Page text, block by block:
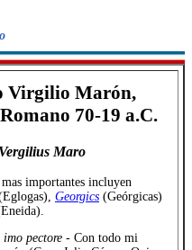
Virgilio Marón,
70-19 a.C.
Maro
mas importantes incluyen
Georgics (Geórgicas)
imo pectore - Con todo mi